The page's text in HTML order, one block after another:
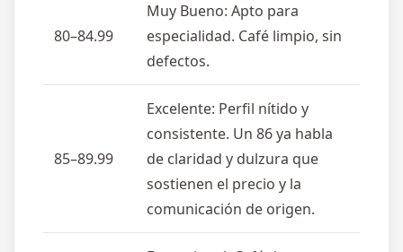
80–84.99
Muy Bueno: Apto para
especialidad. Café limpio, sin
defectos.
85–89.99
Excelente: Perfil nítido y
consistente. Un 86 ya habla
de claridad y dulzura que
sostienen el precio y la
comunicación de origen.